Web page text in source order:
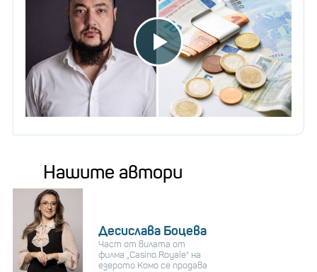
Нашите автори
Десислава Боцева
Част от вилата от
филма „Casino Royale“ на
езерото Комо се продава